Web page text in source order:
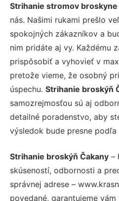
Strihanie stromov broskyne
nás. Našimi rukami prešlo
spokojných zákazníkov a
nim pridáte aj vy. Každému
prispôsobiť a vyhovieť v
pretože vieme, že osobný
úspechu. Strihanie broskýň
samozrejmosťou sú aj
detailné poradenstvo, aby
výsledok bude presne podľa
Strihanie broskýň Čakany –
skúseností, odbornosti a
správnej adrese –
povedané, garantujeme